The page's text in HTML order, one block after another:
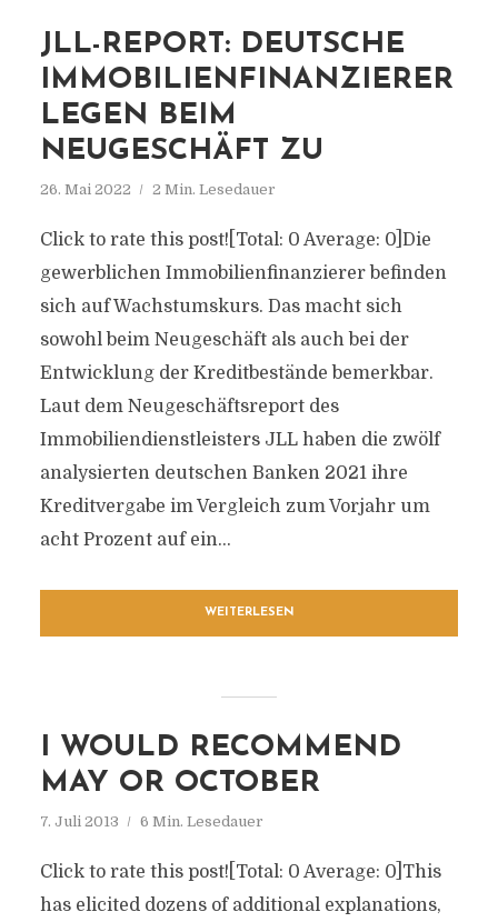
JLL-REPORT: DEUTSCHE
IMMOBILIENFINANZIERER
LEGEN BEIM
NEUGESCHÄFT ZU
26. Mai 2022 2 Min. Lesedauer
Click to rate this post![Total: 0 Average: 0]Die
gewerblichen Immobilienfinanzierer befinden
sich auf Wachstumskurs. Das macht sich
sowohl beim Neugeschäft als auch bei der
Entwicklung der Kreditbestände bemerkbar.
Laut dem Neugeschäftsreport des
Immobiliendienstleisters JLL haben die zwölf
analysierten deutschen Banken 2021 ihre
Kreditvergabe im Vergleich zum Vorjahr um
acht Prozent auf ein...
WEITERLESEN
I WOULD RECOMMEND
MAY OR OCTOBER
7. Juli 2013 6 Min. Lesedauer
Click to rate this post![Total: 0 Average: 0]This
has elicited dozens of additional explanations,